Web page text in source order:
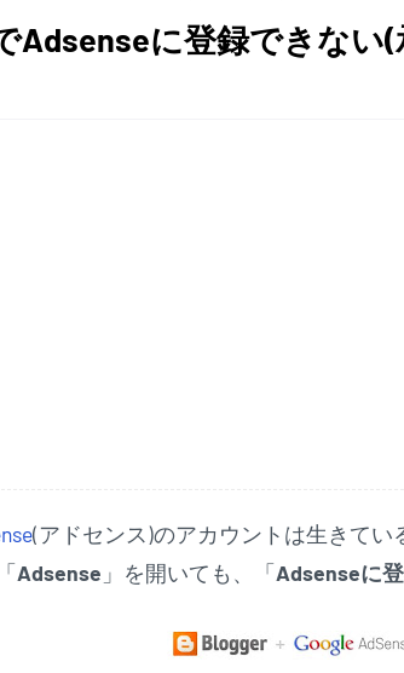
Adsenseに登録できない
(アドセンス)のアカウントは生きてい
Adsense 」を開いても、「Adsenseに